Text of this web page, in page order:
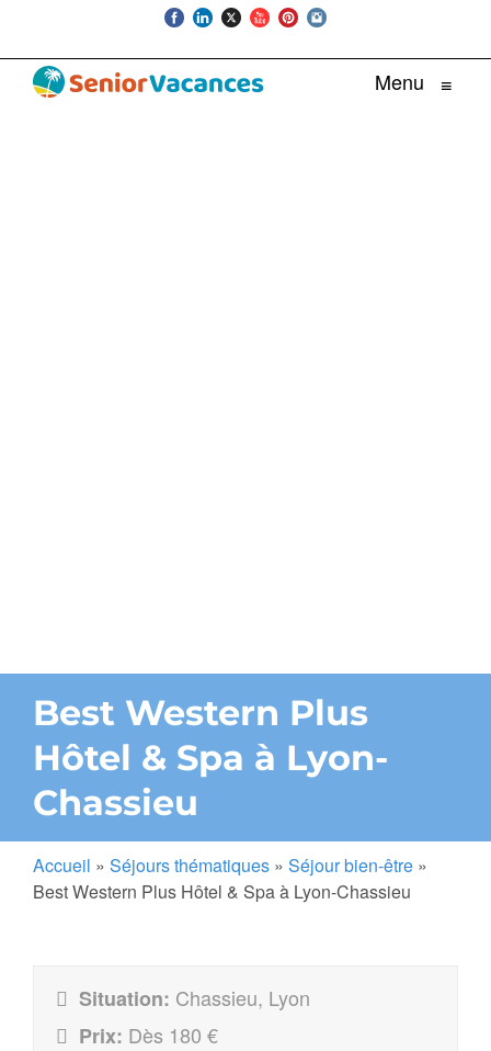
Menu ≡
Best Western Plus
Hôtel & Spa à Lyon-
Chassieu
Accueil » Séjours thématiques » Séjour bien-être »
Best Western Plus Hôtel & Spa à Lyon-Chassieu
Situation: Chassieu, Lyon
Prix: Dès 180 €